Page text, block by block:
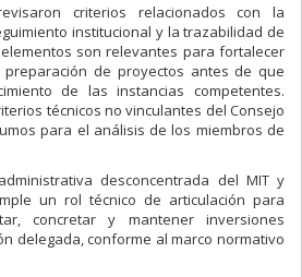
criterios relacionados con la
institucional y la trazabilidad de
son relevantes para fortalecer
de proyectos antes de que
de las instancias competentes.
técnicos no vinculantes del Consejo
para el análisis de los miembros de
desconcentrada del MIT y
un rol técnico de articulación para
concretar y mantener inversiones
delegada, conforme al marco normativo